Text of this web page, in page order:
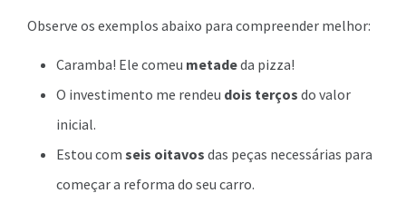
Observe os exemplos abaixo para compreender melhor:
Caramba! Ele comeu metadeda pizza!
O investimento me rendeu dois terços do valor
inicial.
Estou com seis oitavos das peças necessárias para
começar a reforma do seu carro.